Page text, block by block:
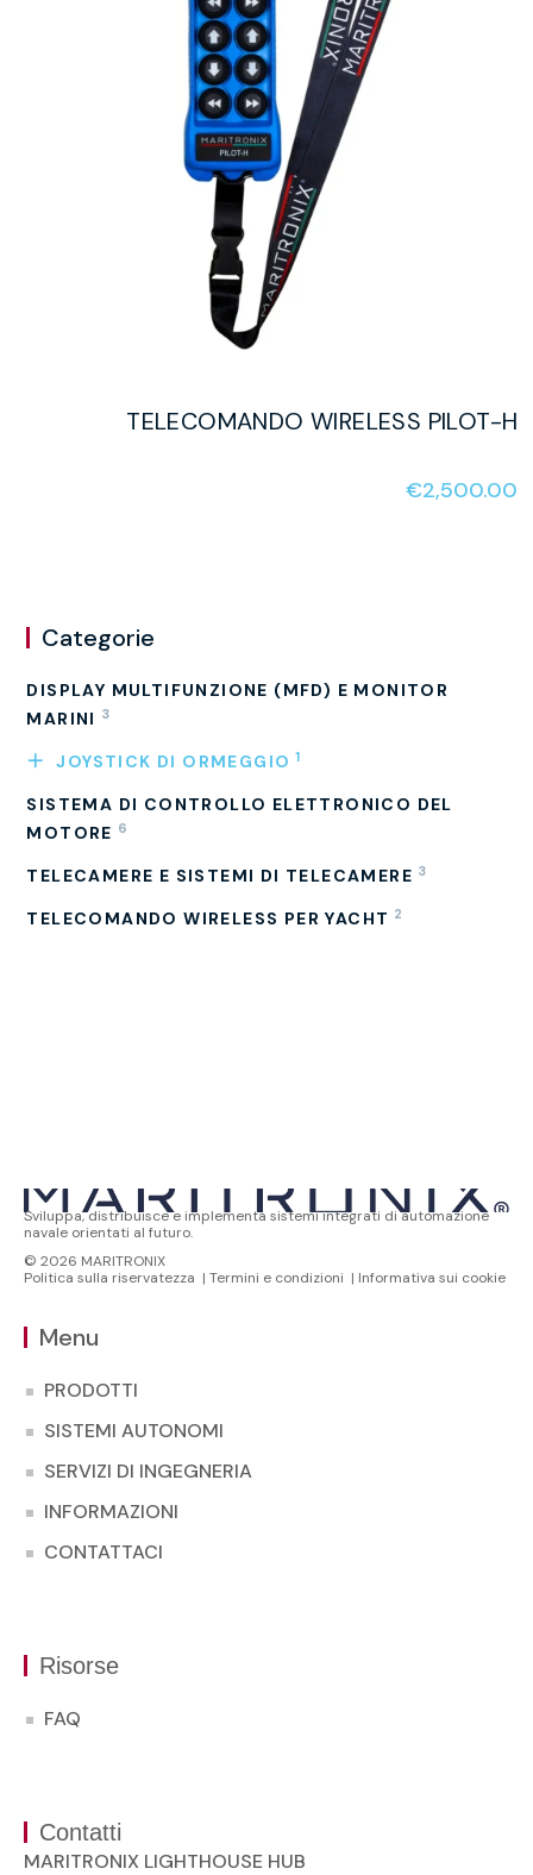
TELECOMANDO WIRELESS PILOT-H
€2,500.00
Categorie
DISPLAY MULTIFUNZIONE (MFD) E MONITOR
MARINI 3
JOYSTICK DI ORMEGGIO 1
SISTEMA DI CONTROLLO ELETTRONICO DEL
MOTORE 6
TELECAMERE E SISTEMI DI TELECAMERE 3
TELECOMANDO WIRELESS PER YACHT 2
Sviluppa, distribuisce e implementa sistemi integrati di automazione
navale orientati al futuro.
© 2026 MARITRONIX
Politica sulla riservatezza | Termini e condizioni | Informativa sui cookie
Menu
PRODOTTI
SISTEMI AUTONOMI
SERVIZI DI INGEGNERIA
INFORMAZIONI
CONTATTACI
Risorse
FAQ
Contatti
MARITRONIX LIGHTHOUSE HUB